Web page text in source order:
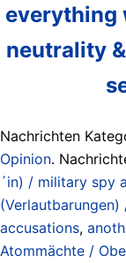
everything
neutrality
Nachrichten
Opinion.
´in) / military spy
accusations,
Atommächte /